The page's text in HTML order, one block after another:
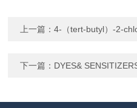
上一篇：4-（tert-butyl）-2-
下一篇： DYES&